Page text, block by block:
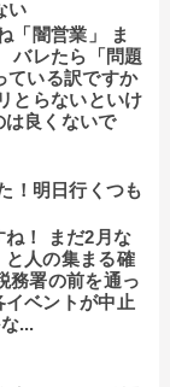
い
「闇営業」 ま
バレたら「問題
ている訳ですか
とらないといけ
は良くないで
！明日行くつも
！ まだ2月な
人の集まる確
務署の前を通っ
ベントが中止
...